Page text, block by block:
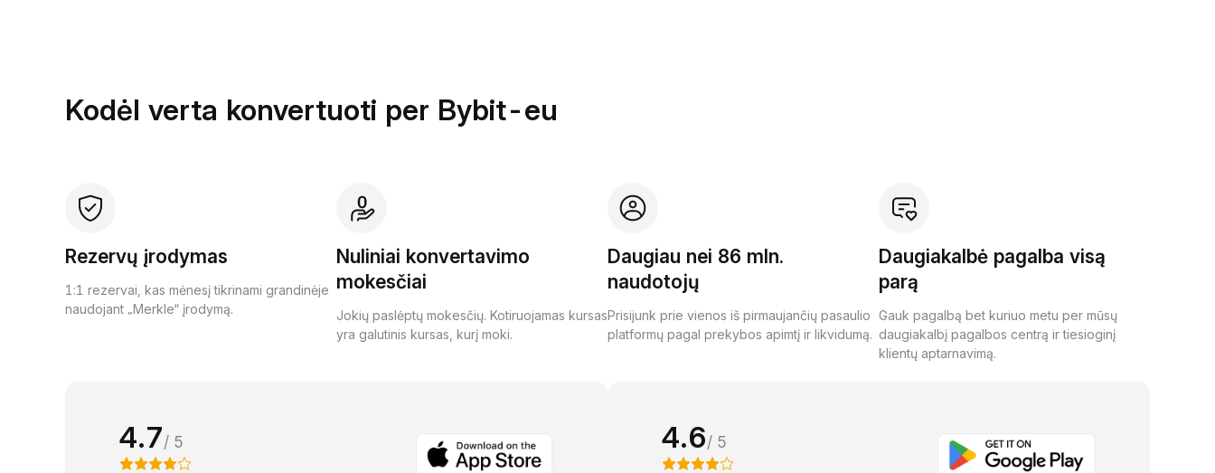
Kodėl verta konvertuoti per Bybit-eu
Rezervų įrodymas
1:1 rezervai, kas mėnesį tikrinami grandinėje
naudojant „Merkle“ įrodymą.
Nuliniai konvertavimo
mokesčiai
Jokių paslėptų mokesčių. Kotiruojamas kursas
yra galutinis kursas, kurį moki.
Daugiau nei 86 mln.
naudotojų
Prisijunk prie vienos iš pirmaujančių pasaulio
platformų pagal prekybos apimtį ir likvidumą.
Daugiakalbė pagalba visą
parą
Gauk pagalbą bet kuriuo metu per mūsų
daugiakalbį pagalbos centrą ir tiesioginį
klientų aptarnavimą.
4.7/ 5 4.6/ 5